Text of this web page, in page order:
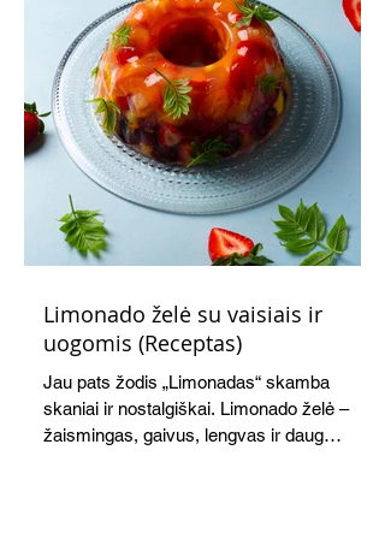
Limonado želė su vaisiais ir
uogomis (Receptas)
Jau pats žodis „Limonadas“ skamba
skaniai ir nostalgiškai. Limonado želė –
žaismingas, gaivus, lengvas ir daug